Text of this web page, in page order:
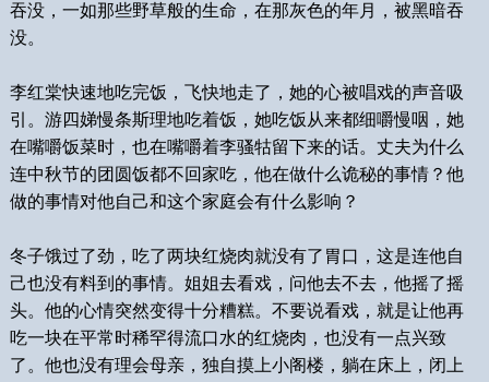
吞没，一如那些野草般的生命，在那灰色的年月，被黑暗吞
没。
李红棠快速地吃完饭，飞快地走了，她的心被唱戏的声音吸
引。游四娣慢条斯理地吃着饭，她吃饭从来都细嚼慢咽，她
在嘴嚼饭菜时，也在嘴嚼着李骚牯留下来的话。丈夫为什么
连中秋节的团圆饭都不回家吃，他在做什么诡秘的事情？他
做的事情对他自己和这个家庭会有什么影响？
冬子饿过了劲，吃了两块红烧肉就没有了胃口，这是连他自
己也没有料到的事情。姐姐去看戏，问他去不去，他摇了摇
头。他的心情突然变得十分糟糕。不要说看戏，就是让他再
吃一块在平常时稀罕得流口水的红烧肉，也没有一点兴致
了。他也没有理会母亲，独自摸上小阁楼，躺在床上，闭上